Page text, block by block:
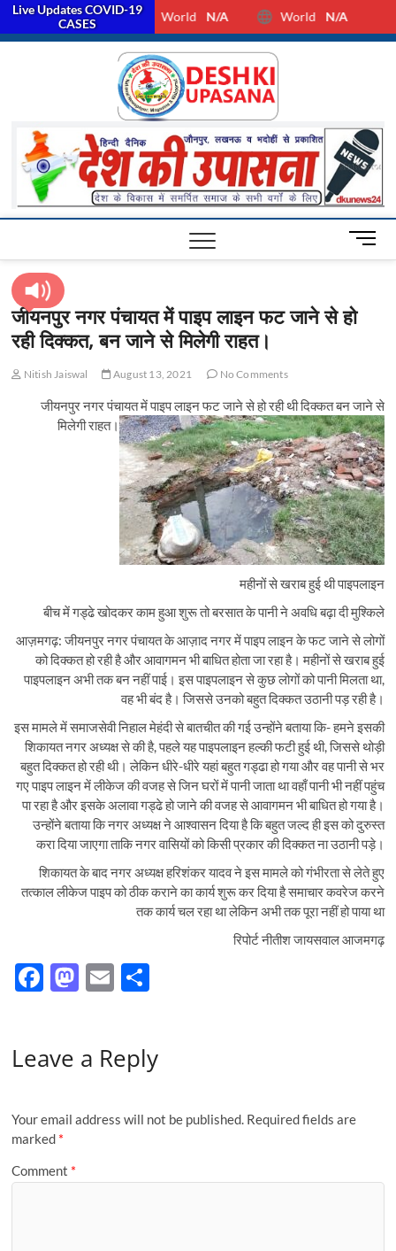
facebook
Twitter
Youtube
NEWS,
M
e
B
n
जीयनपुर नगर पंचायत में पाइप लाइन फट जाने से हो
रही दिक्कत, बन जाने से मिलेगी राहत।
Nitish Jaiswal August 13, 2021 No Comments
जीयनपुर नगर पंचायत में पाइप लाइन फट जाने से हो रही थी दिक्कत बन जाने से
मिलेगी राहत।
महीनों से खराब हुई थी पाइपलाइन
बीच में गड्ढे खोदकर काम हुआ शुरू तो बरसात के पानी ने अवधि बढ़ा दी मुश्किले
आज़मगढ़: जीयनपुर नगर पंचायत के आज़ाद नगर में पाइप लाइन के फट जाने से लोगों
को दिक्कत हो रही है और आवागमन भी बाधित होता जा रहा है। महीनों से खराब हुई
पाइपलाइन अभी तक बन नहीं पाई। इस पाइपलाइन से कुछ लोगों को पानी मिलता था,
वह भी बंद है। जिससे उनको बहुत दिक्कत उठानी पड़ रही है।
इस मामले में समाजसेवी निहाल मेहंदी से बातचीत की गई उन्होंने बताया कि- हमने इसकी
शिकायत नगर अध्यक्ष से की है, पहले यह पाइपलाइन हल्की फटी हुई थी, जिससे थोड़ी
बहुत दिक्कत हो रही थी। लेकिन धीरे-धीरे यहां बहुत गड्ढा हो गया और वह पानी से भर
गए पाइप लाइन में लीकेज की वजह से जिन घरों में पानी जाता था वहाँ पानी भी नहीं पहुंच
पा रहा है और इसके अलावा गड्ढे हो जाने की वजह से आवागमन भी बाधित हो गया है।
उन्होंने बताया कि नगर अध्यक्ष ने आश्वासन दिया है कि बहुत जल्द ही इस को दुरुस्त
करा दिया जाएगा ताकि नगर वासियों को किसी प्रकार की दिक्कत ना उठानी पड़े।
शिकायत के बाद नगर अध्यक्ष हरिशंकर यादव ने इस मामले को गंभीरता से लेते हुए
तत्काल लीकेज पाइप को ठीक कराने का कार्य शुरू कर दिया है समाचार कवरेज करने
तक कार्य चल रहा था लेकिन अभी तक पूरा नहीं हो पाया था
रिपोर्ट नीतीश जायसवाल आजमगढ़
F
b
o
k
M
d
n
E
e
Leave a Reply
Your email address will not be published. Required fields are
marked *
Comment *
Live Updates COVID-19
CASES
World N/A World N/A